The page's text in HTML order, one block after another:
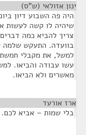
ינון אזולאי (ש"ס)
היה פה השבוע דיון
שיהיה לו קשה לעשות
צריך להביא כמה
בוועדה. התעקש שלמה
למשל, את מקבלי
עשו עבודה והביאו.
מאשרים ולא הביאו.
ארז אורעד
בלי שמות – אביא לכם.